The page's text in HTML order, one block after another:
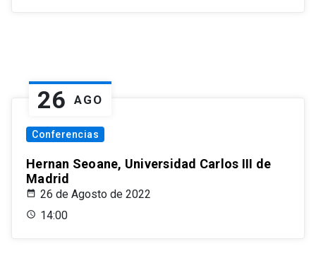
26 AGO
Conferencias
Hernan Seoane, Universidad Carlos III de
Madrid
26 de Agosto de 2022
14:00